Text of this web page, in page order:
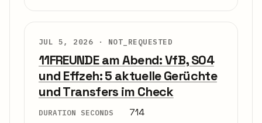
JUL 5, 2026 · NOT_REQUESTED
11FREUNDE am Abend: VfB, S04
und Effzeh: 5 aktuelle Gerüchte
und Transfers im Check
DURATION SECONDS 714